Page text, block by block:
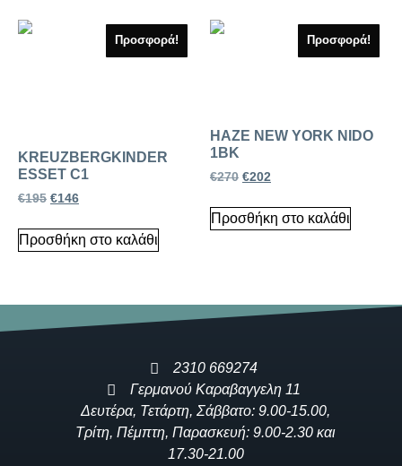
Προσφορά!
KREUZBERGKINDER
ESSET C1
€195 €146
Προσθήκη στο καλάθι
Προσφορά!
HAZE NEW YORK NIDO
1BK
€270 €202
Προσθήκη στο καλάθι
2310 669274
Γερμανού Καραβαγγελη 11
Δευτέρα, Τετάρτη, Σάββατο: 9.00-15.00,
Τρίτη, Πέμπτη, Παρασκευή: 9.00-2.30 και
17.30-21.00